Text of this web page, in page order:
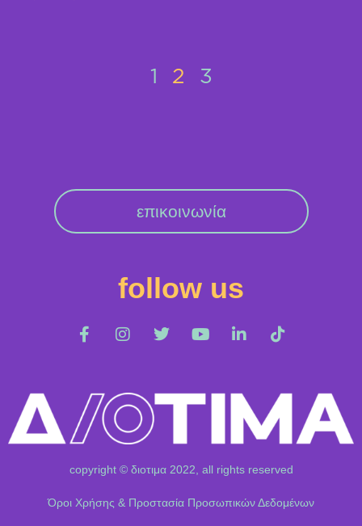
1 2 3
επικοινωνία
follow us
copyright © διοτιμα 2022, all rights reserved
Όροι Χρήσης & Προστασία Προσωπικών Δεδομένων